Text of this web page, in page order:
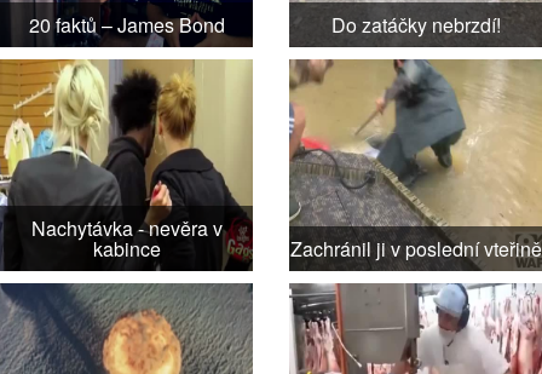
20 faktů – James Bond Do zatáčky nebrzdí!
Nachytávka - nevěra v
kabince Zachránil ji v poslední vteřině